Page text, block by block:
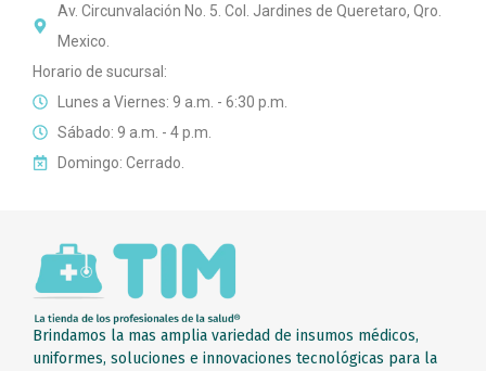
Av. Circunvalación No. 5. Col. Jardines de Queretaro, Qro.
Mexico.
Horario de sucursal:
Lunes a Viernes: 9 a.m. - 6:30 p.m.
Sábado: 9 a.m. - 4 p.m.
Domingo: Cerrado.
Brindamos la mas amplia variedad de insumos médicos,
uniformes, soluciones e innovaciones tecnológicas para la